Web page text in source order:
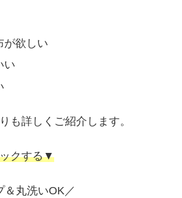
が欲しい
い
も詳しくご紹介します。
クする▼
＆丸洗いOK／